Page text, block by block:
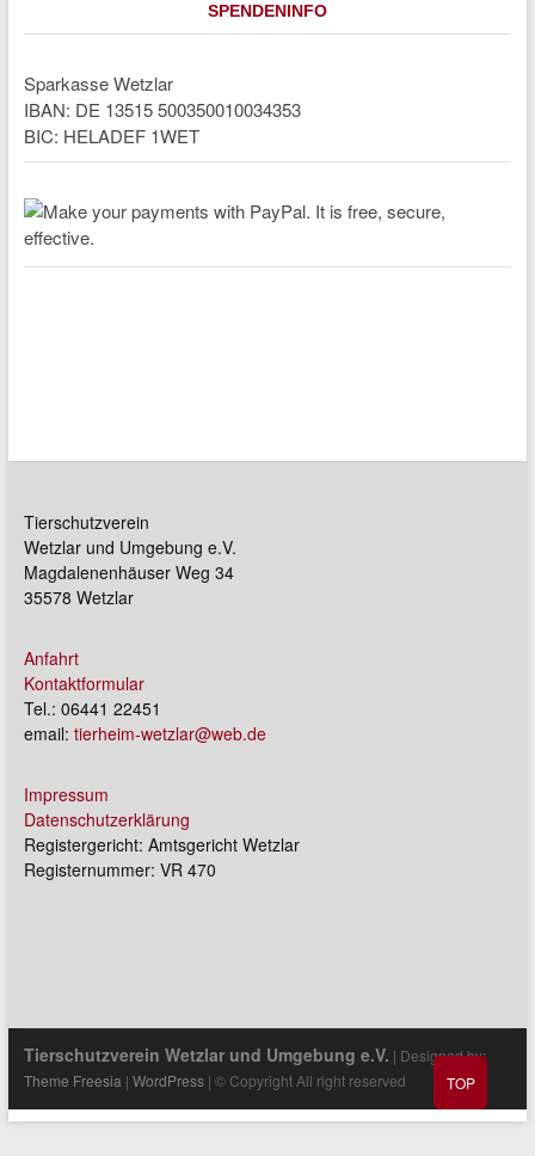
SPENDENINFO
Sparkasse Wetzlar
IBAN: DE 13515 500350010034353
BIC: HELADEF 1WET
Tierschutzverein
Wetzlar und Umgebung e.V.
Magdalenenhäuser Weg 34
35578 Wetzlar
Anfahrt
Kontaktformular
Tel.: 06441 22451
email: tierheim-wetzlar@web.de
Impressum
Datenschutzerklärung
Registergericht: Amtsgericht Wetzlar
Registernummer: VR 470
Tierschutzverein Wetzlar und Umgebung e.V. | Designed by:
Theme Freesia | WordPress| © Copyright All right reserved TOP